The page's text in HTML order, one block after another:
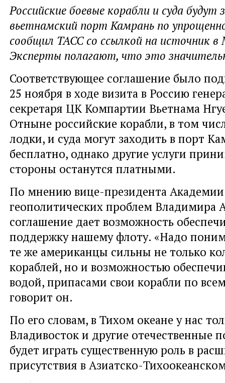
Российские боевые корабли и суда будут
вьетнамский порт Камрань по
сообщил ТАСС со ссылкой на источник
Эксперты полагают, что это
Соответствующее соглашение было
25 ноября в ходе визита в Россию
секретаря ЦК Компартии Вьетнама
Отныне российские корабли, в том
лодки, и суда могут заходить в порт
бесплатно, однако другие услуги
стороны останутся платными.
По мнению вице-президента Академии
геополитических проблем Владимира
соглашение дает возможность
поддержку нашему флоту. «Надо
те же американцы сильны не только
кораблей, но и возможностью
водой, припасами свои корабли по
говорит он.
По его словам, в Тихом океане у нас
Владивосток и другие отечественные
будет играть существенную роль в
присутствия в Азиатско-